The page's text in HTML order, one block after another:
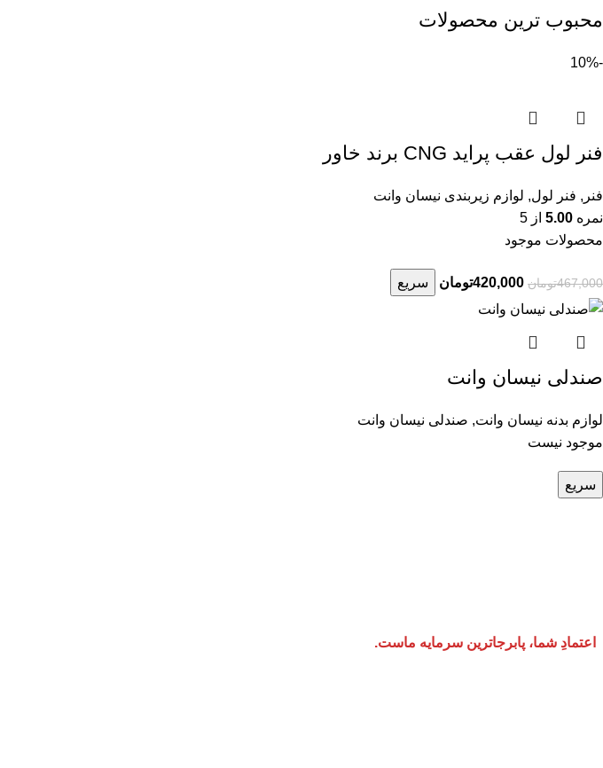
محبوب ترین محصولات
-10%
فنر لول عقب پراید CNG برند خاور
فنر , فنر لول, لوازم زیربندی نیسان وانت
نمره 5.00 از 5
محصولات موجود
467,000تومان 420,000تومان سریع
صندلی نیسان وانت
لوازم بدنه نیسان وانت, صندلی نیسان وانت
موجود نیست
سریع
اعتمادِ شما، پابرجاترین سرمایه ماست.